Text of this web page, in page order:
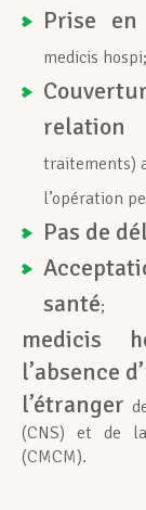
Prise
medicis hospi;
relation
traitements)
l’opération
Pas de
santé;
medicis
l’absence
l’étranger
(CNS) et de la
(CMCM).